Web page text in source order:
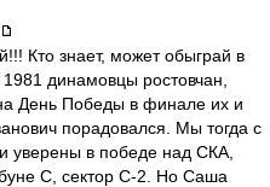
Кто знает, может обыграй в
динамовцы ростовчан,
День Победы в финале их и
порадовался. Мы тогда с
уверены в победе над СКА,
С, сектор С-2. Но Саша